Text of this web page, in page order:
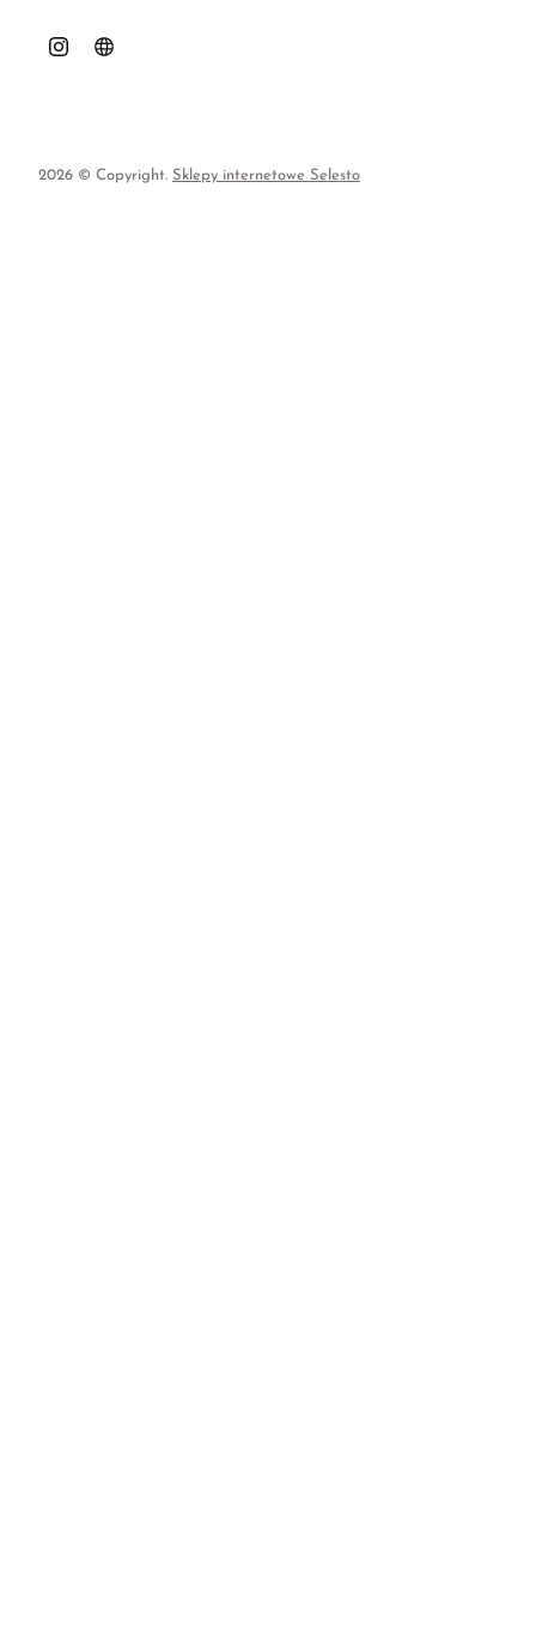
2026 © Copyright. Sklepy internetowe Selesto